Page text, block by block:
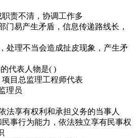
责不清，协调工作多
门易产生矛盾，信息传递路线长，
处理不当会造成扯皮现象，产生矛
代表人物是( )
目总监理工程师代表
理员
法享有权利和承担义务的当事人
事行为能力，依法独立享有民事权